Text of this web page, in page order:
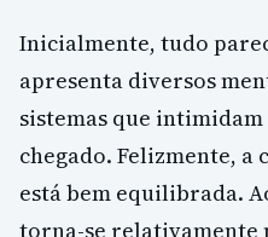
Inicialmente, tudo
apresenta diversos
sistemas que
chegado. Felizmente, a
está bem equilibrada.
torna-se